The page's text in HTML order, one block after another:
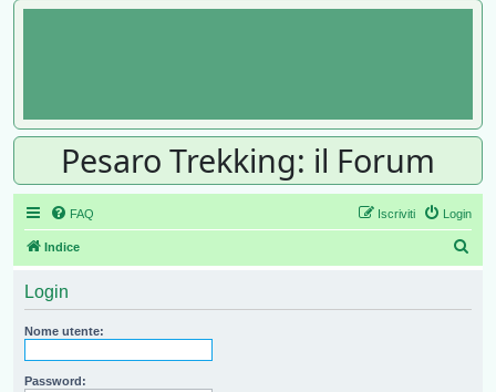
Pesaro Trekking: il Forum
FAQ Login
Iscriviti
Indice
Login
Nome utente:
Password: